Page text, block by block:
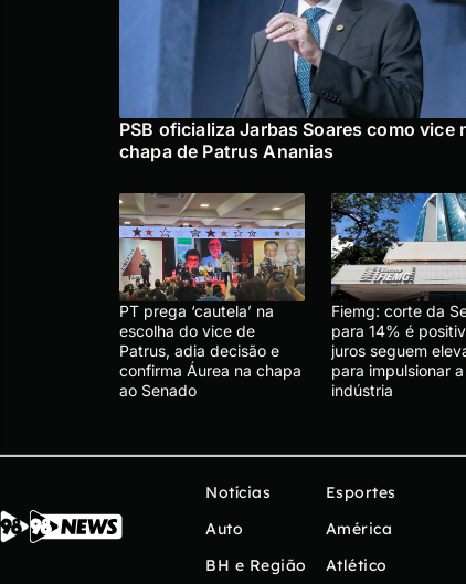
PSB oficializa Jarbas Soares como vice
chapa de Patrus Ananias
PT prega ‘cautela’ na
escolha do vice de
Patrus, adia decisão e
confirma Áurea na chapa
ao Senado
Fiemg: corte da
para 14% é
juros seguem
para impulsionar a
indústria
Notícias
Auto
BH e Região
Esportes
América
Atlético